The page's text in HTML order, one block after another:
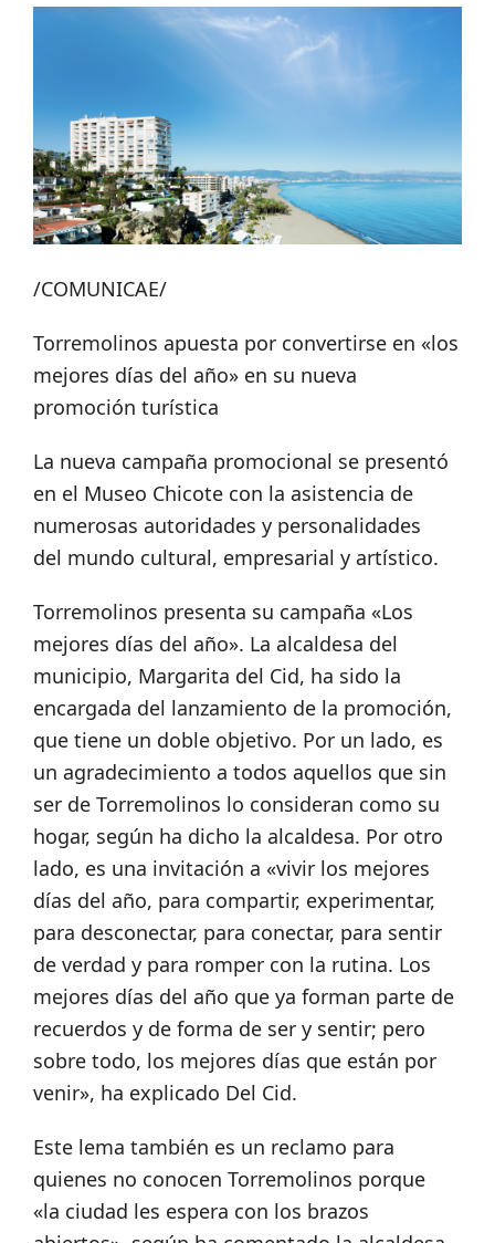
/COMUNICAE/
Torremolinos apuesta por convertirse en «los
mejores días del año» en su nueva
promoción turística
La nueva campaña promocional se presentó
en el Museo Chicote con la asistencia de
numerosas autoridades y personalidades
del mundo cultural, empresarial y artístico.
Torremolinos presenta su campaña «Los
mejores días del año». La alcaldesa del
municipio, Margarita del Cid, ha sido la
encargada del lanzamiento de la promoción,
que tiene un doble objetivo. Por un lado, es
un agradecimiento a todos aquellos que sin
ser de Torremolinos lo consideran como su
hogar, según ha dicho la alcaldesa. Por otro
lado, es una invitación a «vivir los mejores
días del año, para compartir, experimentar,
para desconectar, para conectar, para sentir
de verdad y para romper con la rutina. Los
mejores días del año que ya forman parte de
recuerdos y de forma de ser y sentir; pero
sobre todo, los mejores días que están por
venir», ha explicado Del Cid.
Este lema también es un reclamo para
quienes no conocen Torremolinos porque
«la ciudad les espera con los brazos